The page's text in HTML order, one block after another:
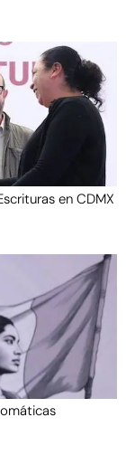
en CDMX